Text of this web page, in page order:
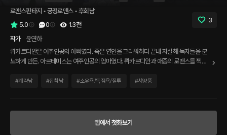
로맨스판타지 • 궁정로맨스 • 후회남
5.0
0 1.3천
3
작가
윤연하
뤼카르디안은 여주인공의 아빠였다. 죽은 연인을 그리워하다 끝내 자살해 독자들을 분
노하게 만든. 아르테미스는 여주인공의 엄마였다. 뤼카르디안과 애증의 로맨스를 찍다
신을 놓으시면 안 됩니다. 아기씨 머리가 보여요!” 그것도 주인공을 낳고 있는 중의.
#계략남 #집착남 #소유욕/독점욕/질투 #서양풍
앱에서 첫화보기